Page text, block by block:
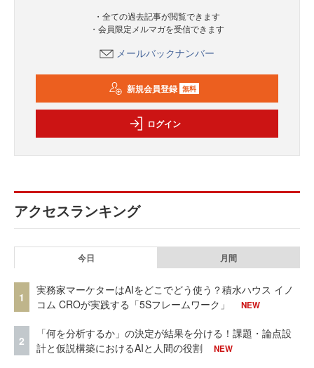
・全ての過去記事が閲覧できます
・会員限定メルマガを受信できます
メールバックナンバー
新規会員登録 無料
ログイン
アクセスランキング
今日 月間
1
実務家マーケターはAIをどこでどう使う？積水ハウス イノ
コム CROが実践する「5Sフレームワーク」
NEW
2
「何を分析するか」の決定が結果を分ける！課題・論点設
計と仮説構築におけるAIと人間の役割
NEW